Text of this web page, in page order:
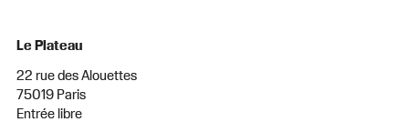
Le Plateau
22 rue des Alouettes
75019 Paris
Entrée libre